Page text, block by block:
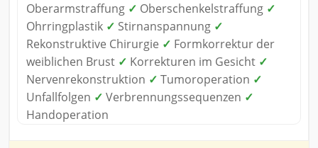
Oberarmstraffung ✓ Oberschenkelstraffung ✓
Ohrringplastik ✓ Stirnanspannung ✓
Rekonstruktive Chirurgie ✓ Formkorrektur der
weiblichen Brust ✓ Korrekturen im Gesicht ✓
Nervenrekonstruktion ✓ Tumoroperation ✓
Unfallfolgen ✓ Verbrennungssequenzen ✓
Handoperation